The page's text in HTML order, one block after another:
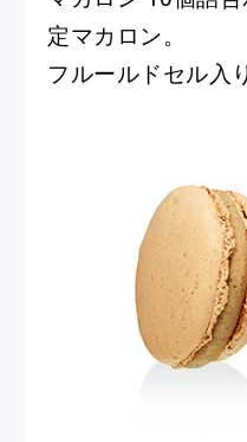
定マカロン。
フルールドセル入